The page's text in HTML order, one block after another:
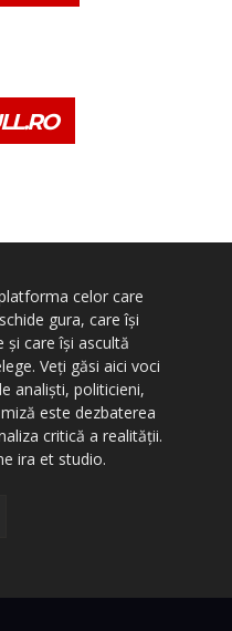
celor care
gura, care își
și care își ascultă
Veți găsi aici voci
analiști, politicieni,
este dezbaterea
critică a realității.
ira et studio.